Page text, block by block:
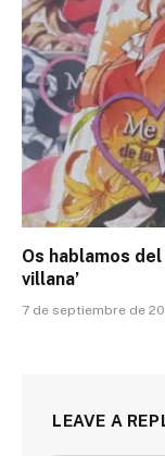
Os hablamos
villana’
7 de septiembre de
LEAVE A